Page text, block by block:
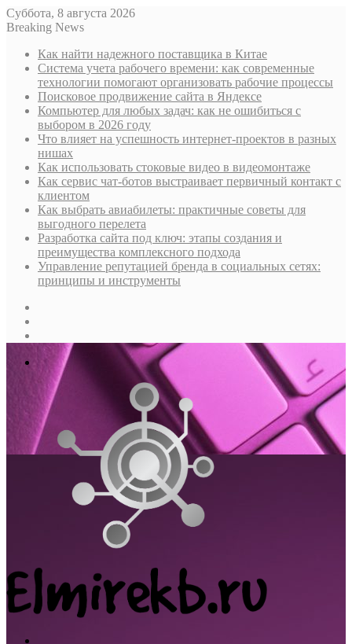
Суббота, 8 августа 2026
Breaking News
Как найти надежного поставщика в Китае
Система учета рабочего времени: как современные
технологии помогают организовать рабочие процессы
Поисковое продвижение сайта в Яндексе
Компьютер для любых задач: как не ошибиться с
выбором в 2026 году
Что влияет на успешность интернет-проектов в разных
нишах
Как использовать стоковые видео в видеомонтаже
Как сервис чат-ботов выстраивает первичный контакт с
клиентом
Как выбрать авиабилеты: практичные советы для
выгодного перелета
Разработка сайта под ключ: этапы создания и
преимущества комплексного подхода
Управление репутацией бренда в социальных сетях:
принципы и инструменты
In
Меню